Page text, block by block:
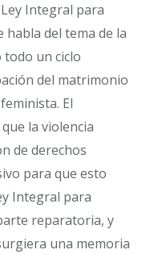
Integral para
habla del tema de la
todo un ciclo
del matrimonio
El
la violencia
de derechos
para que esto
Integral para
reparatoria, y
una memoria